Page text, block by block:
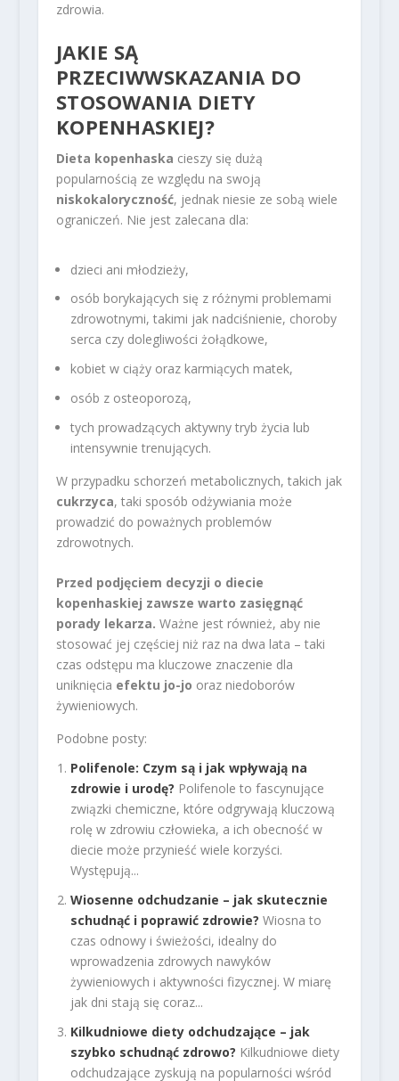
zdrowia.
JAKIE SĄ
PRZECIWWSKAZANIA DO
STOSOWANIA DIETY
KOPENHASKIEJ?
Dieta kopenhaska cieszy się dużą
popularnością ze względu na swoją
niskokaloryczność, jednak niesie ze sobą wiele
ograniczeń. Nie jest zalecana dla:
dzieci ani młodzieży,
osób borykających się z różnymi problemami
zdrowotnymi, takimi jak nadciśnienie, choroby
serca czy dolegliwości żołądkowe,
kobiet w ciąży oraz karmiących matek,
osób z osteoporozą,
tych prowadzących aktywny tryb życia lub
intensywnie trenujących.
W przypadku schorzeń metabolicznych, takich jak
cukrzyca, taki sposób odżywiania może
prowadzić do poważnych problemów
zdrowotnych.
Przed podjęciem decyzji o diecie
kopenhaskiej zawsze warto zasięgnąć
porady lekarza. Ważne jest również, aby nie
stosować jej częściej niż raz na dwa lata – taki
czas odstępu ma kluczowe znaczenie dla
uniknięcia efektu jo-jo oraz niedoborów
żywieniowych.
Podobne posty:
Polifenole: Czym są i jak wpływają na
zdrowie i urodę? Polifenole to fascynujące
związki chemiczne, które odgrywają kluczową
rolę w zdrowiu człowieka, a ich obecność w
diecie może przynieść wiele korzyści.
Występują...
Wiosenne odchudzanie – jak skutecznie
schudnąć i poprawić zdrowie? Wiosna to
czas odnowy i świeżości, idealny do
wprowadzenia zdrowych nawyków
żywieniowych i aktywności fizycznej. W miarę
jak dni stają się coraz...
Kilkudniowe diety odchudzające – jak
szybko schudnąć zdrowo? Kilkudniowe diety
odchudzające zyskują na popularności wśród